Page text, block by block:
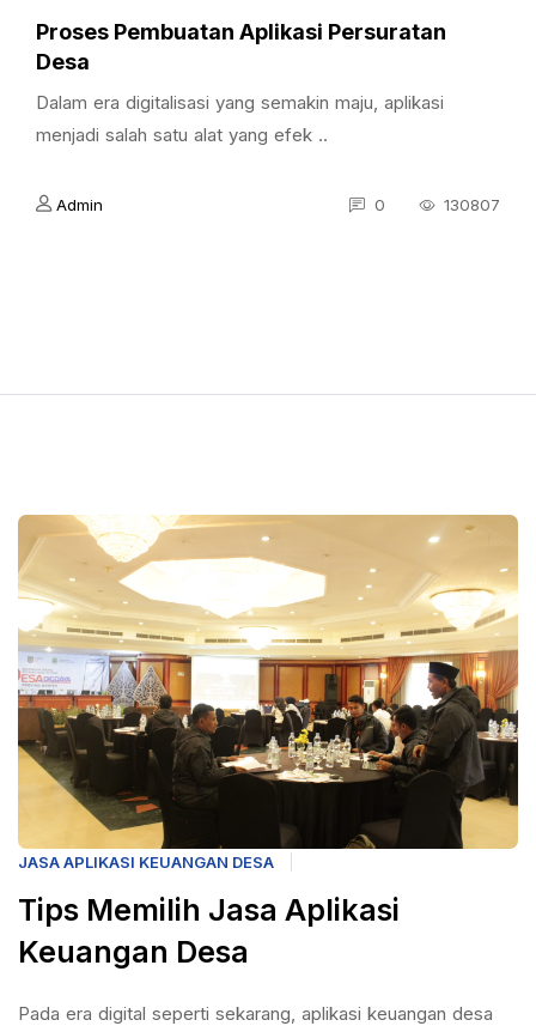
Proses Pembuatan Aplikasi Persuratan
Desa
Dalam era digitalisasi yang semakin maju, aplikasi
menjadi salah satu alat yang efek ..
Admin 0 130807
JASA APLIKASI KEUANGAN DESA
Tips Memilih Jasa Aplikasi
Keuangan Desa
Pada era digital seperti sekarang, aplikasi keuangan desa